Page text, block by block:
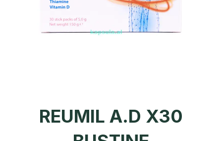
REUMIL A.D X30